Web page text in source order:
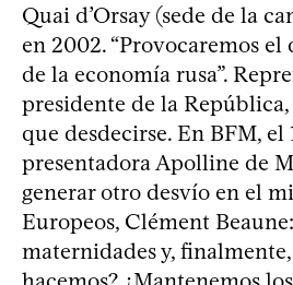
Quai d’Orsay (sede de la
en 2002. “Provocaremos
de la economía rusa”.
presidente de la
que desdecirse. En BFM, el
presentadora Apolline de
generar otro desvío en el
Europeos, Clément
maternidades y,